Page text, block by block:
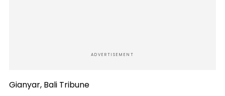
ADVERTISEMENT
Gianyar, Bali Tribune